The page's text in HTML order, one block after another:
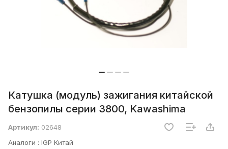
Катушка (модуль) зажигания китайской
бензопилы серии 3800, Kawashima
Артикул: 02648
Аналоги : IGP Китай